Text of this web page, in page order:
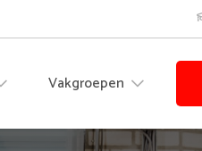
Vakgroepen